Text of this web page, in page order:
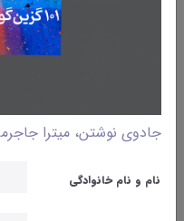
جادوی نوشتن، میترا
نام و نام خانوادگی